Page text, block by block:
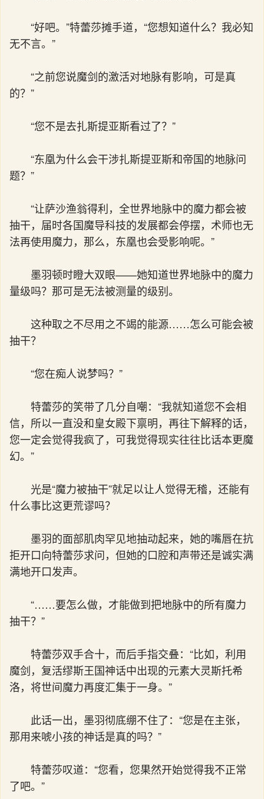
“好吧。”特蕾莎摊手道，“您想知道什么？我必知
无不言。”
“之前您说魔剑的激活对地脉有影响，可是真
的？”
“您不是去扎斯提亚斯看过了？”
“东凰为什么会干涉扎斯提亚斯和帝国的地脉问
题？”
“让萨沙渔翁得利，全世界地脉中的魔力都会被
抽干，届时各国魔导科技的发展都会停摆，术师也无
法再使用魔力，那么，东凰也会受影响呢。”
墨羽顿时瞪大双眼——她知道世界地脉中的魔力
量级吗？那可是无法被测量的级别。
这种取之不尽用之不竭的能源……怎么可能会被
抽干？
“您在痴人说梦吗？”
特蕾莎的笑带了几分自嘲：“我就知道您不会相
信，所以一直没和皇女殿下禀明，再往下解释的话，
您一定会觉得我疯了，可我觉得现实往往比话本更魔
幻。”
光是“魔力被抽干”就足以让人觉得无稽，还能有
什么事比这更荒谬吗？
墨羽的面部肌肉罕见地抽动起来，她的嘴唇在抗
拒开口向特蕾莎求问，但她的口腔和声带还是诚实满
满地开口发声。
“……要怎么做，才能做到把地脉中的所有魔力
抽干？”
特蕾莎双手合十，而后手指交叠：“比如，利用
魔剑，复活缪斯王国神话中出现的元素大灵斯托希
洛，将世间魔力再度汇集于一身。”
此话一出，墨羽彻底绷不住了：“您是在主张，
那用来唬小孩的神话是真的吗？”
特蕾莎叹道：“您看，您果然开始觉得我不正常
了吧。”